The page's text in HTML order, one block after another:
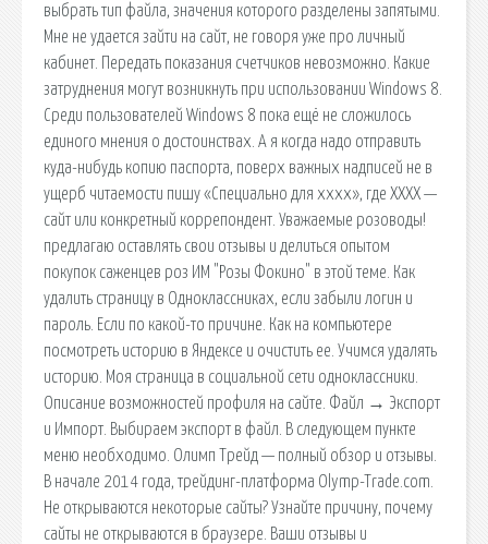
выбрать тип файла, значения которого разделены запятыми.
Мне не удается зайти на сайт, не говоря уже про личный
кабинет. Передать показания счетчиков невозможно. Какие
затруднения могут возникнуть при использовании Windows 8.
Среди пользователей Windows 8 пока ещё не сложилось
единого мнения о достоинствах. А я когда надо отправить
куда-нибудь копию паспорта, поверх важных надписей не в
ущерб читаемости пишу «Специально для xxxx», где ХХХХ —
сайт или конкретный коррепондент. Уважаемые розоводы!
предлагаю оставлять свои отзывы и делиться опытом
покупок саженцев роз ИМ "Розы Фокино" в этой теме. Как
удалить страницу в Одноклассниках, если забыли логин и
пароль. Если по какой-то причине. Как на компьютере
посмотреть историю в Яндексе и очистить ее. Учимся удалять
историю. Моя страница в социальной сети одноклассники.
Описание возможностей профиля на сайте. Файл → Экспорт
и Импорт. Выбираем экспорт в файл. В следующем пункте
меню необходимо. Олимп Трейд — полный обзор и отзывы.
В начале 2014 года, трейдинг-платформа Olymp-Trade.com.
Не открываются некоторые сайты? Узнайте причину, почему
сайты не открываются в браузере. Ваши отзывы и